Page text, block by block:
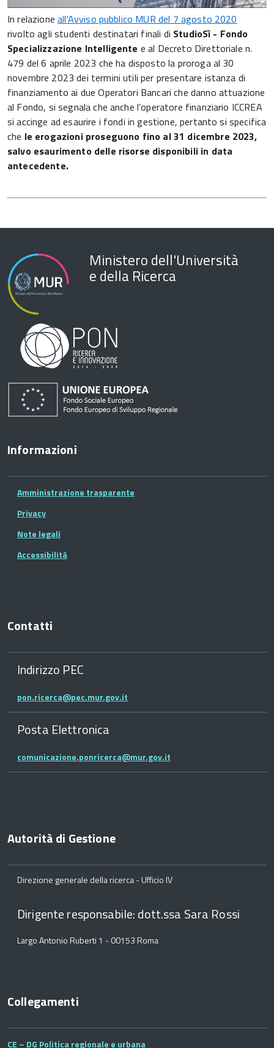
In relazioneall'Avviso pubblico MUR del 7 agosto 2020
rivolto agli studenti destinatari finali di StudioSì - Fondo
Specializzazione Intelligente e al Decreto Direttoriale n.
479 del 6 aprile 2023 che ha disposto la proroga al 30
novembre 2023 dei termini utili per presentare istanza di
finanziamento ai due Operatori Bancari che danno attuazione
al Fondo, si segnala che anche l’operatore finanziario ICCREA
si accinge ad esaurire i fondi in gestione, pertanto si specifica
che le erogazioni proseguono fino al 31 dicembre 2023,
salvo esaurimento delle risorse disponibili in data
antecedente.
Ministero dell'Università
e della Ricerca
Informazioni
Amministrazione trasparente
Privacy
Note legali
Accessibilità
Contatti
Indirizzo PEC
pon.ricerca@pec.mur.gov.it
Posta Elettronica
comunicazione.ponricerca@mur.gov.it
Autorità di Gestione
Direzione generale della ricerca - Ufficio IV
Dirigente responsabile: dott.ssa Sara Rossi
Largo Antonio Ruberti 1 - 00153 Roma
Collegamenti
CE – DG Politica regionale e urbana